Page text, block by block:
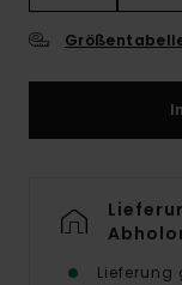
Lieferung